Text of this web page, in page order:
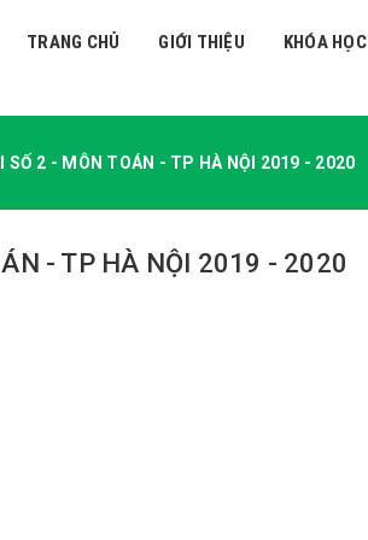
TRANG CHỦ GIỚI THIỆU KHÓA HỌC
SỐ 2 - MÔN TOÁN - TP HÀ NỘI 2019 - 2020
- TP HÀ NỘI 2019 - 2020